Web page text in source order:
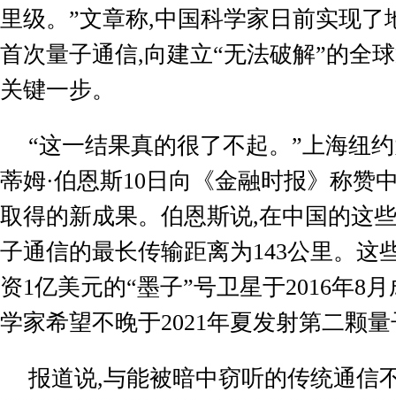
里级。”文章称,中国科学家日前实现了
首次量子通信,向建立“无法破解”的全
关键一步。
“这一结果真的很了不起。”上海纽
蒂姆·伯恩斯10 日向《金融时报》称赞
取得的新成果。伯恩斯说,在中国的这
子通信的最长传输距离为143公里。这
资1亿美元的“墨子”号卫星于2016年8
学家希望不晚于2021年夏发射第二颗
报道说,与能被暗中窃听的传统通信